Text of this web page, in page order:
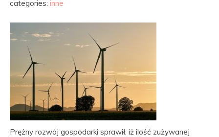
categories: inne
Prężny rozwój gospodarki sprawił, iż ilość zużywanej